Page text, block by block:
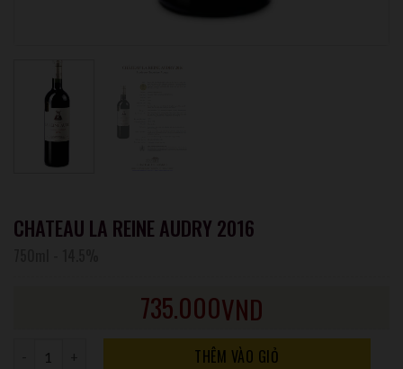
CHATEAU LA REINE AUDRY 2016
735.000VND
Số lượng THÊM VÀO GIỎ